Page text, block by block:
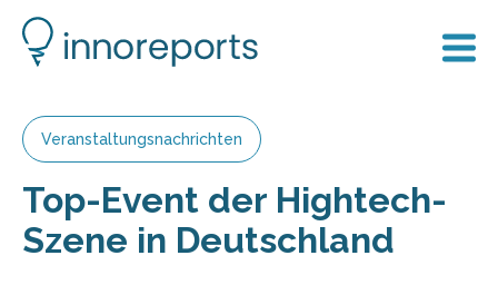
Veranstaltungsnachrichten
Top-Event der Hightech-
Szene in Deutschland